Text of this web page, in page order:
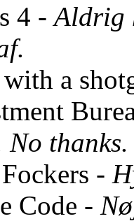
4 - Aldrig
a
No thanks.
-
Code -